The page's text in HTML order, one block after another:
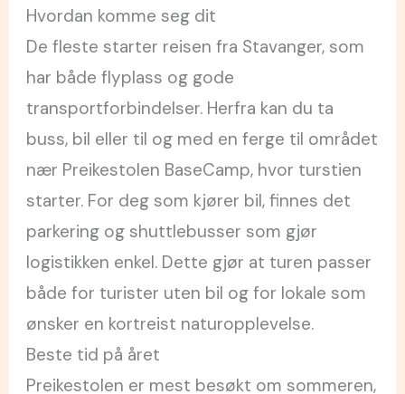
Hvordan komme seg dit
De fleste starter reisen fra Stavanger, som
har både flyplass og gode
transportforbindelser. Herfra kan du ta
buss, bil eller til og med en ferge til området
nær Preikestolen BaseCamp, hvor turstien
starter. For deg som kjører bil, finnes det
parkering og shuttlebusser som gjør
logistikken enkel. Dette gjør at turen passer
både for turister uten bil og for lokale som
ønsker en kortreist naturopplevelse.
Beste tid på året
Preikestolen er mest besøkt om sommeren,